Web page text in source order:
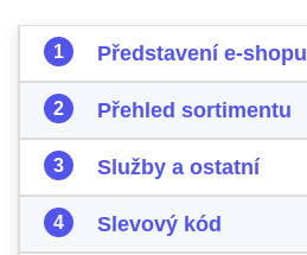
Představení e-shopu
Přehled sortimentu
Služby a ostatní
Slevový kód